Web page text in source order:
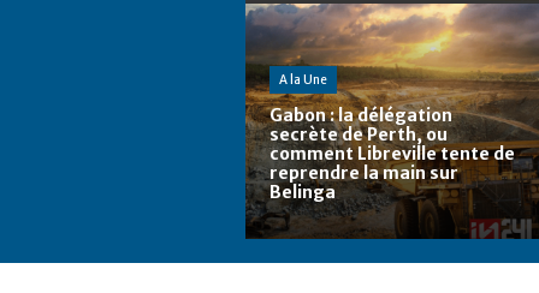
A la Une
Gabon : la délégation
secrète de Perth, ou
comment Libreville tente de
reprendre la main sur
Belinga